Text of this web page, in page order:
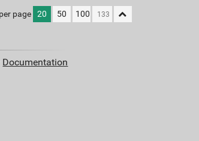
page 20 50 100
Documentation